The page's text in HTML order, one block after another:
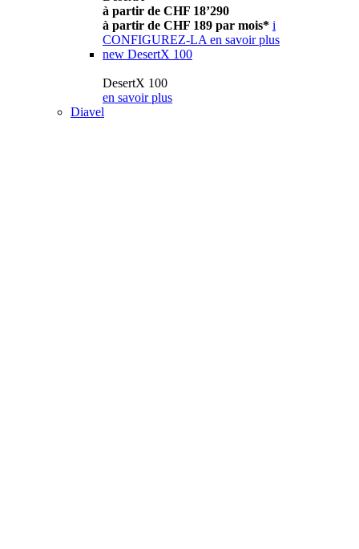
à partir de CHF 18’290
à partir de CHF 189 par mois* i
CONFIGUREZ-LA en savoir plus
new DesertX 100
DesertX 100
en savoir plus
Diavel